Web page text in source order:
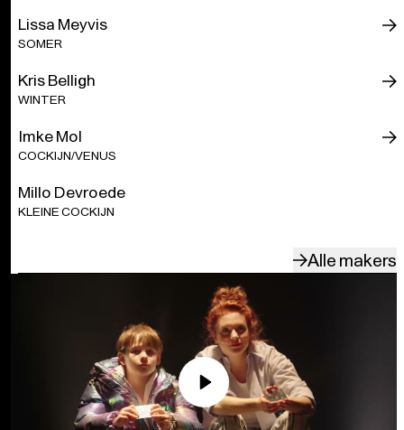
Een coproductie van Opera Ballet Vlaanderen en
Federale Overheid.
Lissa Meyvis
SOMER
Kris Belligh
WINTER
Imke Mol
COCKIJN/VENUS
Millo Devroede
KLEINE COCKIJN
Alle makers
Play